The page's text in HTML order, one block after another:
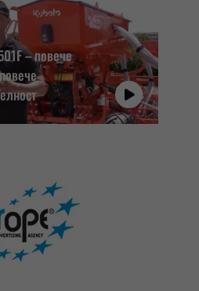
– повече